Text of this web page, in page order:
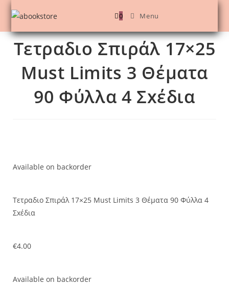
0 Menu
Τετραδιο Σπιράλ 17×25
Must Limits 3 Θέματα
90 Φύλλα 4 Σxέδια
Available on backorder
Τετραδιο Σπιράλ 17×25 Must Limits 3 Θέματα 90 Φύλλα 4
Σxέδια
€4.00
Available on backorder